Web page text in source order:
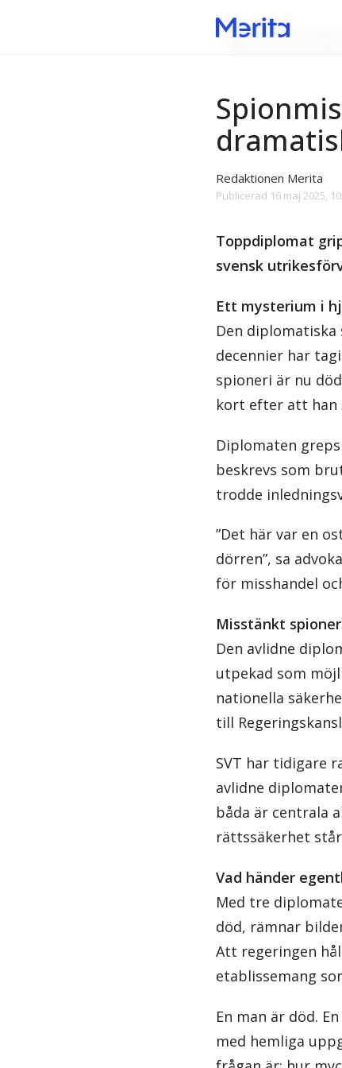
Tidöregeringens
Redaktionen Merita
Publicerad 16 maj 2025,
Toppdiplomat
svensk
Ett mysterium i
Den
decennier har
spioneri är nu
kort efter att
Diplomaten
beskrevs som
trodde
”Det här var en
dörren”, sa
för misshandel
Misstänkt
Den avlidne
utpekad som
nationella
till
SVT har tidigare
avlidne
båda är centrala
rättssäkerhet
Vad händer
Med tre
död, rämnar
Att regeringen
etablissemang
En man är död.
med hemliga